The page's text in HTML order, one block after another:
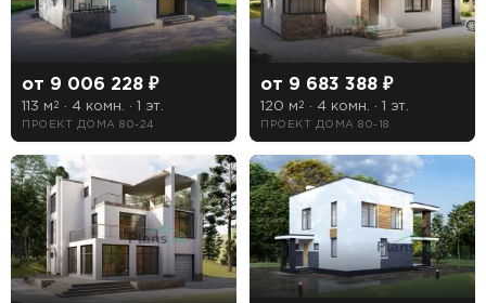
от 9 006 228 ₽
113 м2 · 4 комн. · 1 эт.
ПРОЕКТ ДОМА 80-24
от 9 683 388 ₽
120 м2 · 4 комн. · 1 эт.
ПРОЕКТ ДОМА 80-18
Терраса
Цоколь
Нет